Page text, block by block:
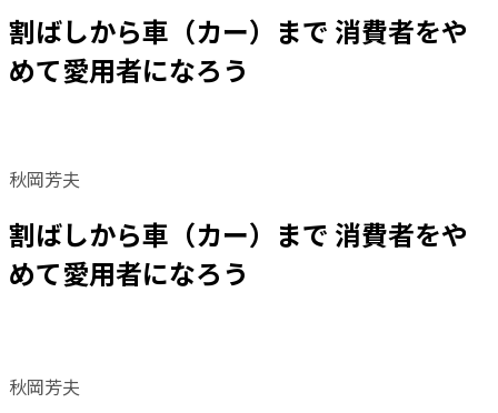
割ばしから車（カー）まで 消費者をや
めて愛用者になろう
秋岡芳夫
割ばしから車（カー）まで 消費者をや
めて愛用者になろう
秋岡芳夫